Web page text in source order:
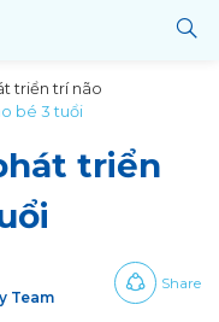
triển trí não
bé 3 tuổi
triển
Team
Share